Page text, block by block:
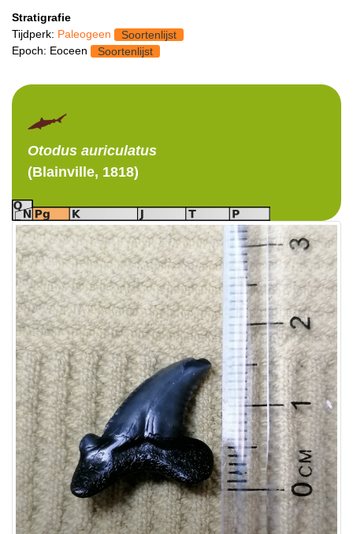
Stratigrafie
Tijdperk: Paleogeen
Soortenlijst
Epoch: Eoceen
Soortenlijst
Otodus auriculatus
(Blainville, 1818)